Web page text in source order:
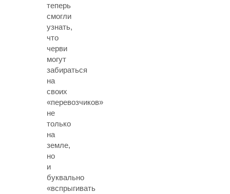
теперь
смогли
узнать,
что
черви
могут
забираться
на
своих
«перевозчиков»
не
только
на
земле,
но
и
буквально
«вспрыгивать